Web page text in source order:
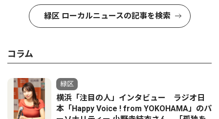
緑区 ローカルニュースの記事を検索
コラム
緑区
横浜「注目の人」インタビュー ラジオ日
本「Happy Voice ! from YOKOHAMA」のパ